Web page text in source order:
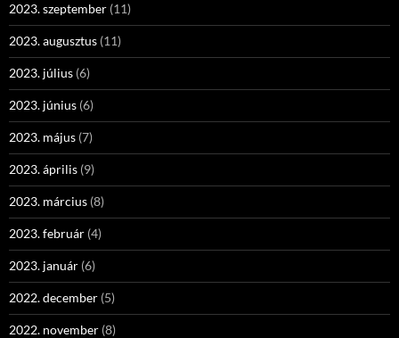
2023. szeptember (11)
2023. augusztus (11)
2023. július (6)
2023. június (6)
2023. május (7)
2023. április (9)
2023. március (8)
2023. február (4)
2023. január (6)
2022. december (5)
2022. november (8)